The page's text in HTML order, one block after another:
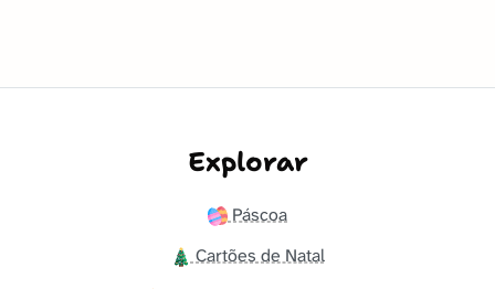
Explorar
Páscoa
Cartões de Natal